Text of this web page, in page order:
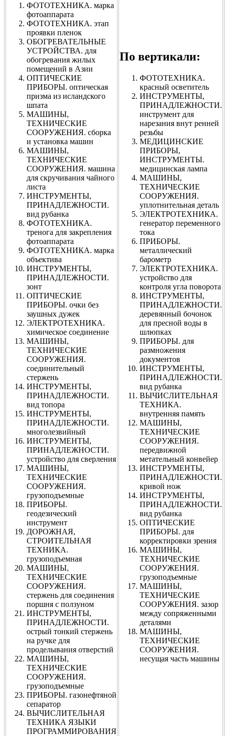
ФОТОТЕХНИКА. марка
фотоаппарата
ФОТОТЕХНИКА. этап
проявки пленок
ОБОГРЕВАТЕЛЬНЫЕ
УСТРОЙСТВА. для
обогревания жилых
помещений в Азии
ОПТИЧЕСКИЕ
ПРИБОРЫ. оптическая
призма из исландского
шпата
МАШИНЫ,
ТЕХНИЧЕСКИЕ
СООРУЖЕНИЯ. сборка
и установка машин
МАШИНЫ,
ТЕХНИЧЕСКИЕ
СООРУЖЕНИЯ. машина
для скручивания чайного
листа
ИНСТРУМЕНТЫ,
ПРИНАДЛЕЖНОСТИ.
вид рубанка
ФОТОТЕХНИКА.
тренога для закрепления
фотоаппарата
ФОТОТЕХНИКА. марка
объектива
ИНСТРУМЕНТЫ,
ПРИНАДЛЕЖНОСТИ.
зонт
ОПТИЧЕСКИЕ
ПРИБОРЫ. очки без
заушных дужек
ЭЛЕКТРОТЕХНИКА.
химическое соединение
МАШИНЫ,
ТЕХНИЧЕСКИЕ
СООРУЖЕНИЯ.
соединительный
стержень
ИНСТРУМЕНТЫ,
ПРИНАДЛЕЖНОСТИ.
вид топора
ИНСТРУМЕНТЫ,
ПРИНАДЛЕЖНОСТИ.
многолезвийный
ИНСТРУМЕНТЫ,
ПРИНАДЛЕЖНОСТИ.
устройство для сверления
МАШИНЫ,
ТЕХНИЧЕСКИЕ
СООРУЖЕНИЯ.
грузоподъемные
ПРИБОРЫ.
геодезический
инструмент
ДОРОЖНАЯ,
СТРОИТЕЛЬНАЯ
ТЕХНИКА.
грузоподъемная
МАШИНЫ,
ТЕХНИЧЕСКИЕ
СООРУЖЕНИЯ.
стержень для соединения
поршня с ползуном
ИНСТРУМЕНТЫ,
ПРИНАДЛЕЖНОСТИ.
острый тонкий стержень
на ручке для
проделывания отверстий
МАШИНЫ,
ТЕХНИЧЕСКИЕ
СООРУЖЕНИЯ.
грузоподъемные
ПРИБОРЫ. газонефтяной
сепаратор
ВЫЧИСЛИТЕЛЬНАЯ
ТЕХНИКА ЯЗЫКИ
ПРОГРАММИРОВАНИЯ
По вертикали:
ФОТОТЕХНИКА.
красный осветитель
ИНСТРУМЕНТЫ,
ПРИНАДЛЕЖНОСТИ.
инструмент для
нарезания внут ренней
резьбы
МЕДИЦИНСКИЕ
ПРИБОРЫ,
ИНСТРУМЕНТЫ.
медицинская лампа
МАШИНЫ,
ТЕХНИЧЕСКИЕ
СООРУЖЕНИЯ.
уплотнительная деталь
ЭЛЕКТРОТЕХНИКА.
генератор переменного
тока
ПРИБОРЫ.
металлический
барометр
ЭЛЕКТРОТЕХНИКА.
устройство для
контроля угла поворота
ИНСТРУМЕНТЫ,
ПРИНАДЛЕЖНОСТИ.
деревянный бочонок
для пресной воды в
шлюпках
ПРИБОРЫ. для
размножения
документов
ИНСТРУМЕНТЫ,
ПРИНАДЛЕЖНОСТИ.
вид рубанка
ВЫЧИСЛИТЕЛЬНАЯ
ТЕХНИКА.
внутренняя память
МАШИНЫ,
ТЕХНИЧЕСКИЕ
СООРУЖЕНИЯ.
передвижной
метательный конвейер
ИНСТРУМЕНТЫ,
ПРИНАДЛЕЖНОСТИ.
кривой нож
ИНСТРУМЕНТЫ,
ПРИНАДЛЕЖНОСТИ.
вид рубанка
ОПТИЧЕСКИЕ
ПРИБОРЫ. для
корректировки зрения
МАШИНЫ,
ТЕХНИЧЕСКИЕ
СООРУЖЕНИЯ.
грузоподъемные
МАШИНЫ,
ТЕХНИЧЕСКИЕ
СООРУЖЕНИЯ. зазор
между сопряженными
деталями
МАШИНЫ,
ТЕХНИЧЕСКИЕ
СООРУЖЕНИЯ.
несущая часть машины